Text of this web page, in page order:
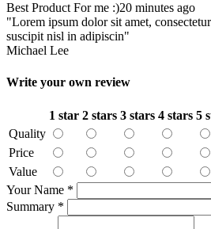
Best Product For me :)20 minutes ago
"Lorem ipsum dolor sit amet,
suscipit nisl in adipiscin"
Michael Lee
Write your own review
1 star 2 stars 3 stars 4 stars 5
Quality
Price
Value
Your Name *
Summary *